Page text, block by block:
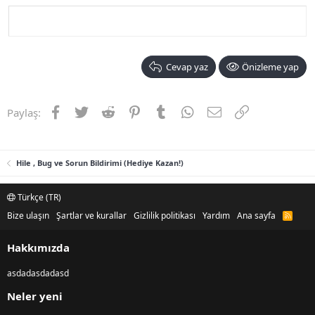
Cevap yaz Önizleme yap
Paylaş: Facebook
TwitterReddit PinterestTumblrWhatsApp
E-postaLink
Hile , Bug ve Sorun Bildirimi (Hediye Kazan!)
Türkçe (TR)
Bize ulaşın Şartlar ve kurallar Gizlilik politikası Yardım Ana sayfa
R
S
Hakkımızda
asdadasdadasd
Neler yeni